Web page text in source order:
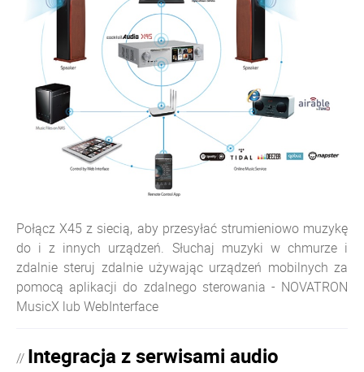
Połącz X45 z siecią, aby przesyłać strumieniowo muzykę
do i z innych urządzeń. Słuchaj muzyki w chmurze i
zdalnie steruj zdalnie używając urządzeń mobilnych za
pomocą aplikacji do zdalnego sterowania - NOVATRON
MusicX lub WebInterface
// Integracja z serwisami audio